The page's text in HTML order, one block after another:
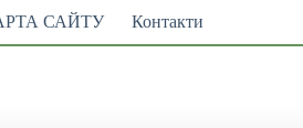
САЙТУ Контакти